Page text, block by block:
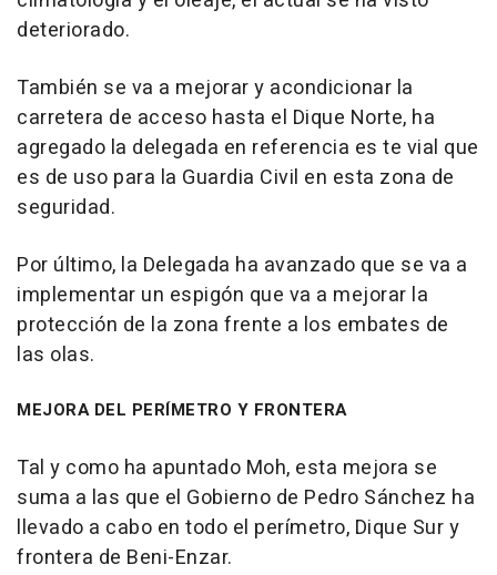
deteriorado.
También se va a mejorar y acondicionar la
carretera de acceso hasta el Dique Norte, ha
agregado la delegada en referencia es te vial que
es de uso para la Guardia Civil en esta zona de
seguridad.
Por último, la Delegada ha avanzado que se va a
implementar un espigón que va a mejorar la
protección de la zona frente a los embates de
las olas.
MEJORA DEL PERÍMETRO Y FRONTERA
Tal y como ha apuntado Moh, esta mejora se
suma a las que el Gobierno de Pedro Sánchez ha
llevado a cabo en todo el perímetro, Dique Sur y
frontera de Beni-Enzar.